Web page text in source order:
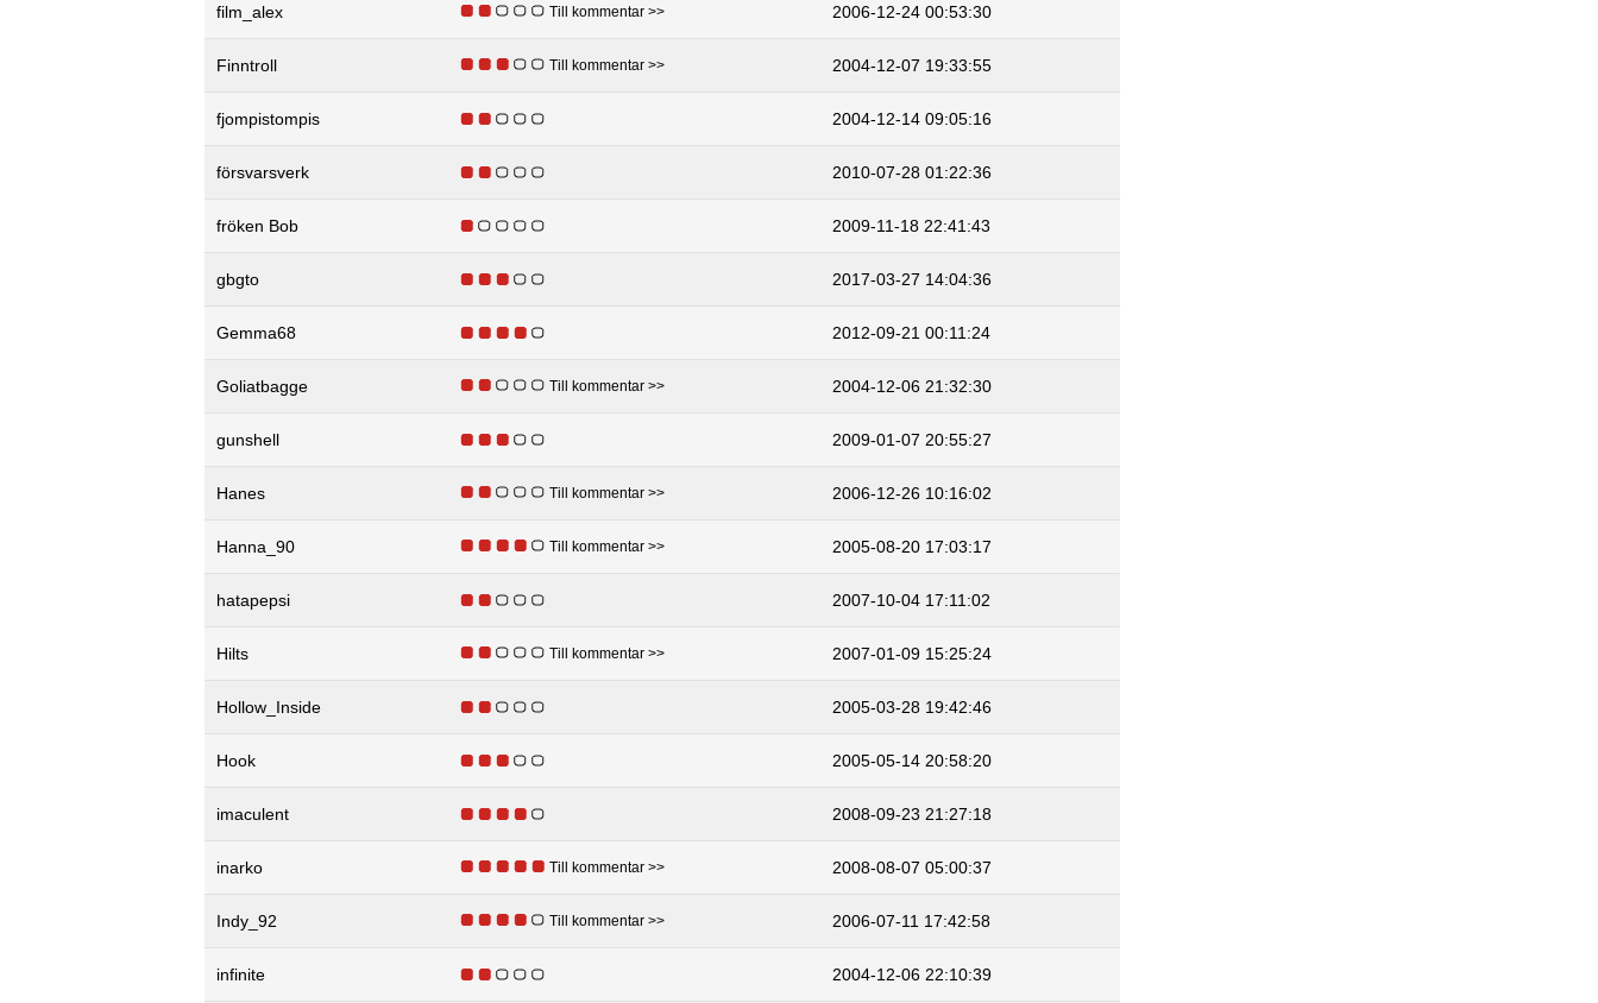
film_alex Till kommentar >> 2006-12-24 00:53:30
Finntroll Till kommentar >> 2004-12-07 19:33:55
fjompistompis 2004-12-14 09:05:16
försvarsverk 2010-07-28 01:22:36
fröken Bob 2009-11-18 22:41:43
gbgto 2017-03-27 14:04:36
Gemma68 2012-09-21 00:11:24
Goliatbagge Till kommentar >> 2004-12-06 21:32:30
gunshell 2009-01-07 20:55:27
Hanes Till kommentar >> 2006-12-26 10:16:02
Hanna_90 Till kommentar >> 2005-08-20 17:03:17
hatapepsi 2007-10-04 17:11:02
Hilts Till kommentar >> 2007-01-09 15:25:24
Hollow_Inside 2005-03-28 19:42:46
Hook 2005-05-14 20:58:20
imaculent 2008-09-23 21:27:18
inarko Till kommentar >> 2008-08-07 05:00:37
Indy_92 Till kommentar >> 2006-07-11 17:42:58
infinite 2004-12-06 22:10:39